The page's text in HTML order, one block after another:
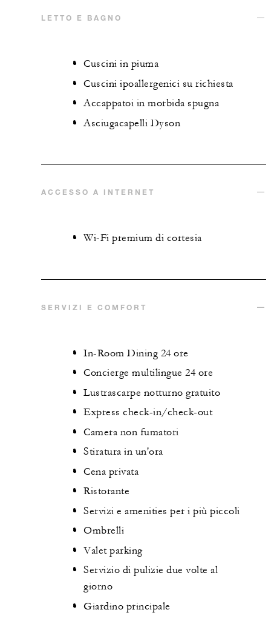
LETTO E BAGNO
Cuscini in piuma
Cuscini ipoallergenici su richiesta
Accappatoi in morbida spugna
Asciugacapelli Dyson
ACCESSO A INTERNET
Wi-Fi premium di cortesia
SERVIZI E COMFORT
In-Room Dining 24 ore
Concierge multilingue 24 ore
Lustrascarpe notturno gratuito
Express check-in/check-out
Camera non fumatori
Stiratura in un'ora
Cena privata
Ristorante
Servizi e amenities per i più piccoli
Ombrelli
Valet parking
Servizio di pulizie due volte al
giorno
Giardino principale